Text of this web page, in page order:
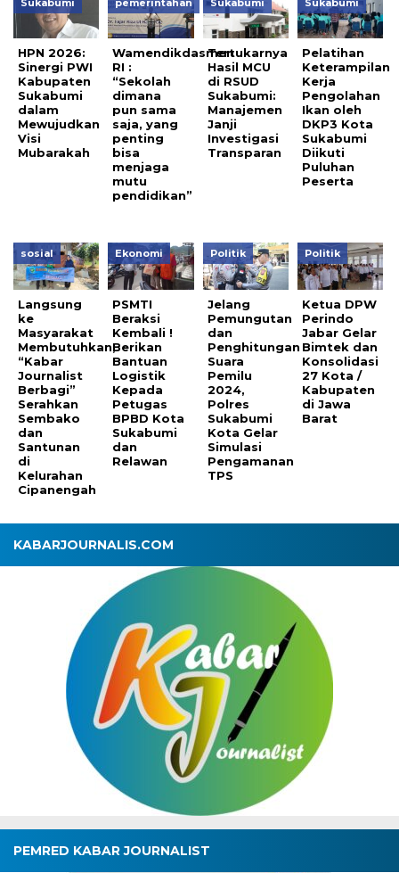
HPN 2026:
Sinergi PWI
Kabupaten
Sukabumi
dalam
Mewujudkan
Visi
Mubarakah
Wamendikdasmen
RI :
“Sekolah
dimana
pun sama
saja, yang
penting
bisa
menjaga
mutu
pendidikan”
Tertukarnya
Hasil MCU
di RSUD
Sukabumi:
Manajemen
Janji
Investigasi
Transparan
Pelatihan
Keterampilan
Kerja
Pengolahan
Ikan oleh
DKP3 Kota
Sukabumi
Diikuti
Puluhan
Peserta
sosial
Langsung
ke
Masyarakat
Membutuhkan,
“Kabar
Journalist
Berbagi”
Serahkan
Sembako
dan
Santunan
di
Kelurahan
Cipanengah
Ekonomi
PSMTI
Beraksi
Kembali !
Berikan
Bantuan
Logistik
Kepada
Petugas
BPBD Kota
Sukabumi
dan
Relawan
Politik
Jelang
Pemungutan
dan
Penghitungan
Suara
Pemilu
2024,
Polres
Sukabumi
Kota Gelar
Simulasi
Pengamanan
TPS
Politik
Ketua DPW
Perindo
Jabar Gelar
Bimtek dan
Konsolidasi
27 Kota /
Kabupaten
di Jawa
Barat
KABARJOURNALIS.COM
PEMRED KABAR JOURNALIST